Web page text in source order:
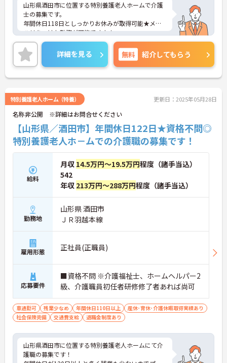
山形県酒田市に位置する特別養護老人ホームで介護
士の募集です。
年間休日118日としっかりお休みが取得可能★メリ
ハリをつけた勤務が可能ですよ！
残業も少なめで出勤日でもプライベートの時間確保
ができるので、ワークライフバランス重視の方にオ
ススメの求人です♪
またマイカー通勤OKなので、通勤のストレスが少な
いのも嬉しいポイントです。
詳細をお話しいたしますのでお気軽にご相談くださ
い。
詳細を見る 無料 紹介してもらう
特別養護老人ホーム（特養） 更新日：2025年05月28日
名称非公開 ※詳細はお問合せください
【山形県／酒田市】年間休日122日★資格不問◎
特別養護老人ホ－ムでの介護職の募集です！
給料
月収 14.5万円～19.5万円程度（諸手当込）
542
年収 213万円～288万円程度（諸手当込）
勤務地
山形県 酒田市
ＪＲ羽越本線
雇用形態 正社員(正職員)
応募要件
■資格不問 ※介護福祉士、ホームヘルパー2
級、介護職員初任者研修修了者あれば尚可
車通勤可 残業少なめ 年間休日110日以上
産休･育休･介護休暇取得実績あり
社会保険完備
交通費支給 退職金制度あり
山形県酒田市に位置する特別養護老人ホームにて介
護職の募集です！